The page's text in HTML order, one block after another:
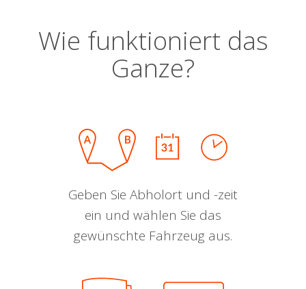
Wie funktioniert das
Ganze?
Geben Sie Abholort und -zeit
ein und wählen Sie das
gewünschte Fahrzeug aus.